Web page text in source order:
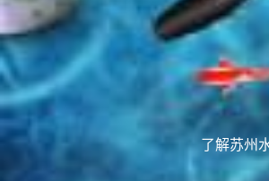
了解苏州